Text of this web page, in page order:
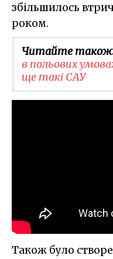
збільшилось
роком.
Читайте
в польових
ще такі САУ
Також було